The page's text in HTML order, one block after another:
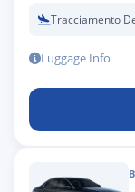
Tracciamento
Luggage Info